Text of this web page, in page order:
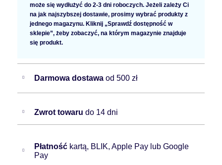
może się wydłużyć do 2-3 dni roboczych. Jeżeli zależy Ci
na jak najszybszej dostawie, prosimy wybrać produkty z
jednego magazynu. Kliknij „Sprawdź dostępność w
sklepie”, żeby zobaczyć, na którym magazynie znajduje
się produkt.
Darmowa dostawa od 500 zł
Zwrot towaru do 14 dni
Płatność kartą, BLIK, Apple Pay lub Google
Pay